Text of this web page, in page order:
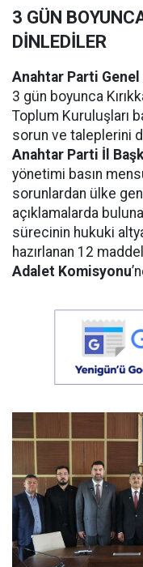
3 GÜN
DİNLEDİLER
Anahtar Parti Genel
3 gün boyunca
Toplum Kuruluşları
sorun ve taleplerini
Anahtar Parti İl
yönetimi basın
sorunlardan ülke
açıklamalarda
sürecinin hukuki
hazırlanan 12
Adalet Komisyonu